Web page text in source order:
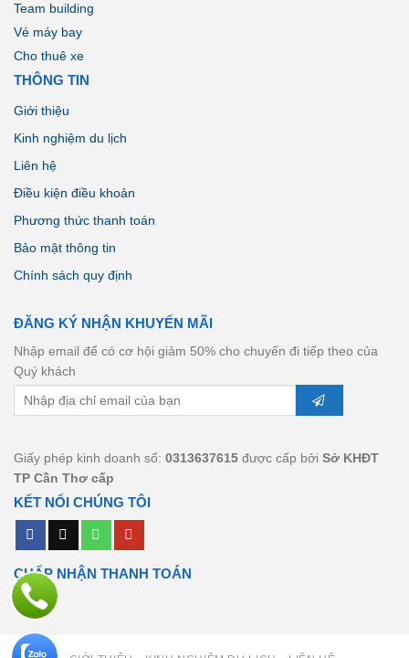
Team building
Vé máy bay
Cho thuê xe
THÔNG TIN
Giới thiệu
Kinh nghiệm du lịch
Liên hệ
Điều kiện điều khoản
Phương thức thanh toán
Bảo mật thông tin
Chính sách quy định
ĐĂNG KÝ NHẬN KHUYẾN MÃI
Nhập email để có cơ hội giảm 50% cho chuyến đi tiếp theo của
Quý khách
Giấy phép kinh doanh số: 0313637615 được cấp bởi Sở KHĐT
TP Cần Thơ cấp
KẾT NỐI CHÚNG TÔI
CHẤP NHẬN THANH TOÁN